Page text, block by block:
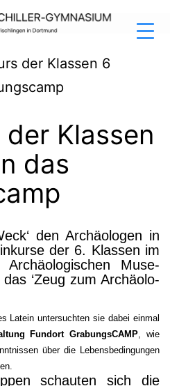
der Klassen 6
Klassen
das
den Archäo­lo­gen in
der 6. Klas­sen im
Archäo­lo­gi­schen Muse­
‘Zeug zum Archäo­lo­
Latein unter­such­ten sie dabei ein­mal
Fund­ort Gra­bungs­CAMP , wie
über die Lebens­be­din­gun­gen
schau­ten sich die